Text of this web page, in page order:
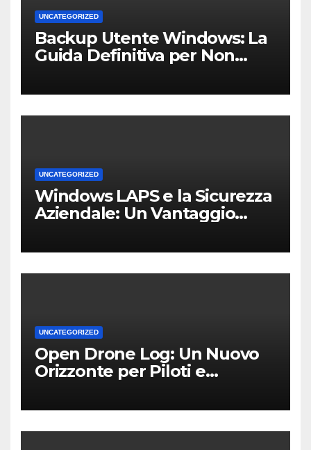
UNCATEGORIZED
Backup Utente Windows: La
Guida Definitiva per Non
Casa o dell’Ufficio
UNCATEGORIZED
Windows LAPS e la Sicurezza
Aziendale: Un Vantaggio
UNCATEGORIZED
Open Drone Log: Un Nuovo
Orizzonte per Piloti e